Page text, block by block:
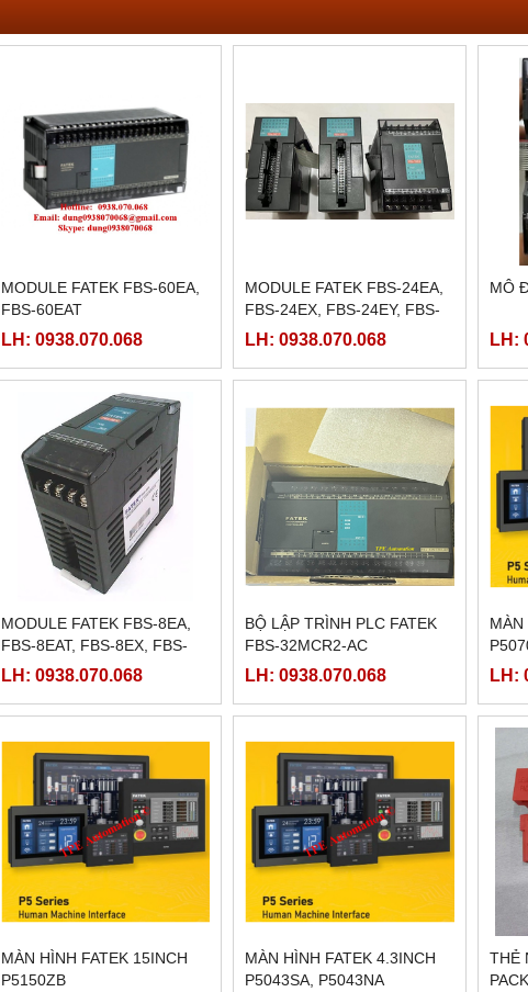
MODULE FATEK FBS-60EA,
FBS-60EAT
LH: 0938.070.068
MODULE FATEK FBS-24EA,
FBS-24EX, FBS-24EY, FBS-
24EYT
LH: 0938.070.068
MÔ
LH:
MODULE FATEK FBS-8EA,
FBS-8EAT, FBS-8EX, FBS-
8EY, FBS-8EYT
LH: 0938.070.068
BỘ LẬP TRÌNH PLC FATEK
FBS-32MCR2-AC
LH: 0938.070.068
MÀN
LH:
MÀN HÌNH FATEK 15INCH
P5150ZB
MÀN HÌNH FATEK 4.3INCH
P5043SA, P5043NA
THẺ
PACK